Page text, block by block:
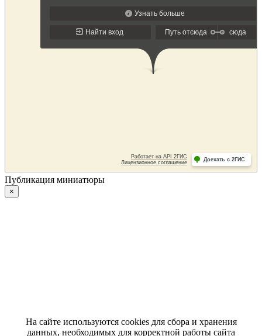
Публикация миниатюры
×
На сайте используются cookies для сбора и хранения
данных, необходимых для корректной работы сайта